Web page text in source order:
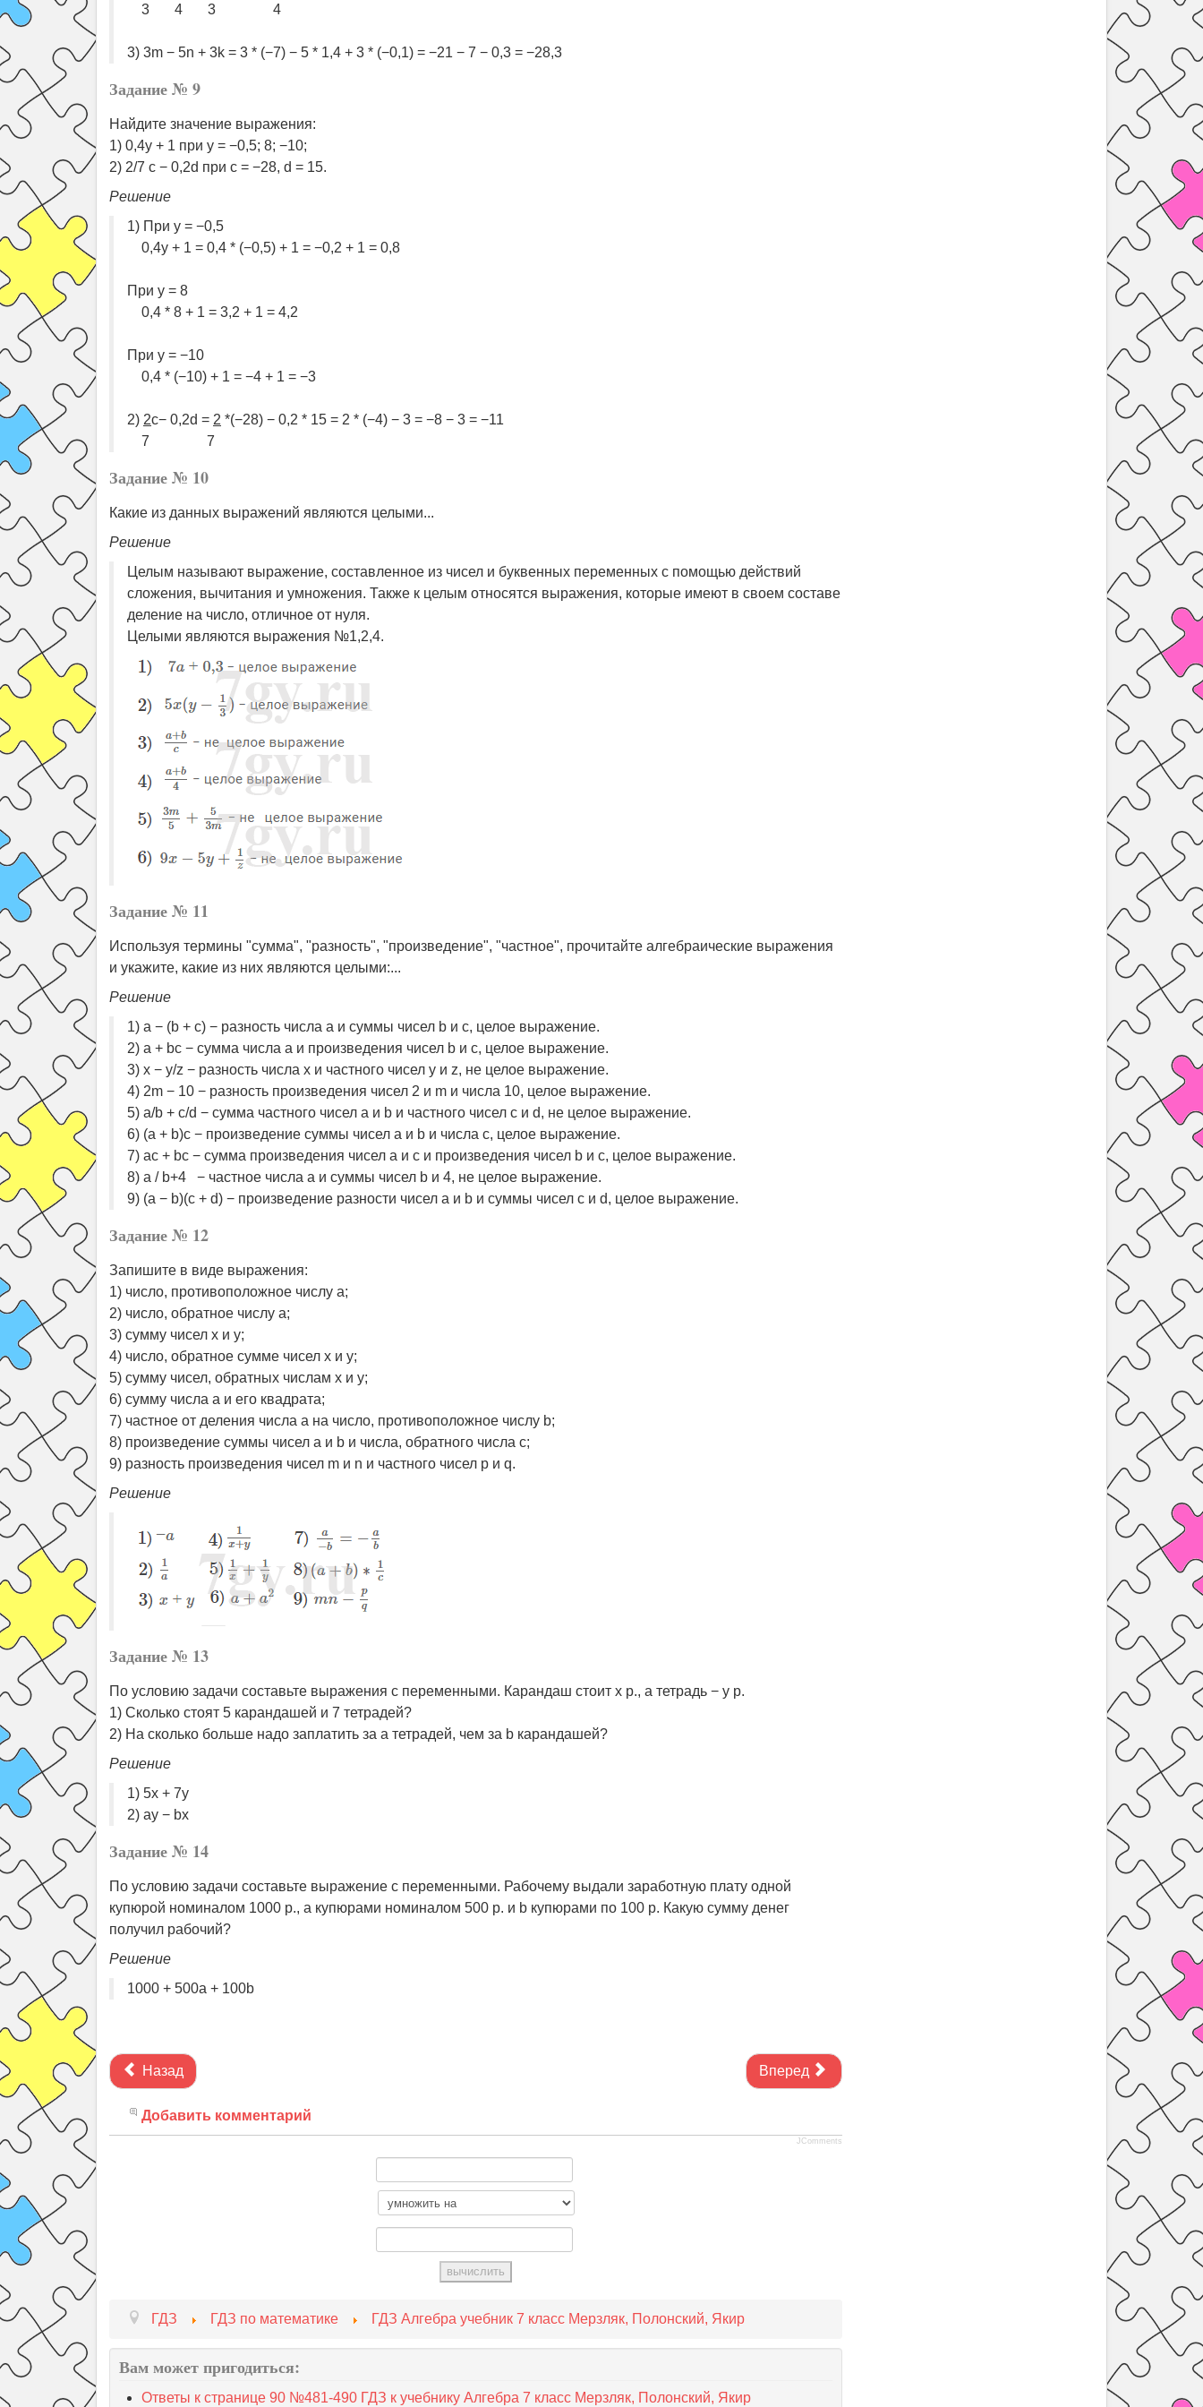
3 4 3 4
3) 3m − 5n + 3k = 3 * (−7) − 5 * 1,4 + 3 * (−0,1) = −21 − 7 − 0,3 = −28,3
Задание № 9
Найдите значение выражения:
1) 0,4y + 1 при y = −0,5; 8; −10;
2) 2/7 c − 0,2d при c = −28, d = 15.
Решение
1) При y = −0,5
0,4y + 1 = 0,4 * (−0,5) + 1 = −0,2 + 1 = 0,8
При y = 8
0,4 * 8 + 1 = 3,2 + 1 = 4,2
При y = −10
0,4 * (−10) + 1 = −4 + 1 = −3
2) 2c− 0,2d = 2 *(−28) − 0,2 * 15 = 2 * (−4) − 3 = −8 − 3 = −11
7 7
Задание № 10
Какие из данных выражений являются целыми...
Решение
Целым называют выражение, составленное из чисел и буквенных переменных с помощью действий
сложения, вычитания и умножения. Также к целым относятся выражения, которые имеют в своем составе
деление на число, отличное от нуля.
Целыми являются выражения №1,2,4.
Задание № 11
Используя термины "сумма", "разность", "произведение", "частное", прочитайте алгебраические выражения
и укажите, какие из них являются целыми:...
Решение
1) a − (b + c) − разность числа a и суммы чисел b и c, целое выражение.
2) a + bc − сумма числа a и произведения чисел b и c, целое выражение.
3) x − y/z − разность числа x и частного чисел y и z, не целое выражение.
4) 2m − 10 − разность произведения чисел 2 и m и числа 10, целое выражение.
5) a/b + c/d − сумма частного чисел a и b и частного чисел c и d, не целое выражение.
6) (a + b)c − произведение суммы чисел a и b и числа c, целое выражение.
7) ac + bc − сумма произведения чисел a и c и произведения чисел b и c, целое выражение.
8) a / b+4 − частное числа a и суммы чисел b и 4, не целое выражение.
9) (a − b)(c + d) − произведение разности чисел a и b и суммы чисел c и d, целое выражение.
Задание № 12
Запишите в виде выражения:
1) число, противоположное числу a;
2) число, обратное числу a;
3) сумму чисел x и y;
4) число, обратное сумме чисел x и y;
5) сумму чисел, обратных числам x и y;
6) сумму числа a и его квадрата;
7) частное от деления числа a на число, противоположное числу b;
8) произведение суммы чисел a и b и числа, обратного числа c;
9) разность произведения чисел m и n и частного чисел p и q.
Решение
Задание № 13
По условию задачи составьте выражения с переменными. Карандаш стоит x р., а тетрадь − y р.
1) Сколько стоят 5 карандашей и 7 тетрадей?
2) На сколько больше надо заплатить за a тетрадей, чем за b карандашей?
Решение
1) 5x + 7y
2) ay − bx
Задание № 14
По условию задачи составьте выражение с переменными. Рабочему выдали заработную плату одной
купюрой номиналом 1000 р., a купюрами номиналом 500 р. и b купюрами по 100 р. Какую сумму денег
получил рабочий?
Решение
1000 + 500a + 100b
Назад Вперед
Добавить комментарий
JComments
ГДЗ ГДЗ по математике ГДЗ Алгебра учебник 7 класс Мерзляк, Полонский, Якир
Вам может пригодиться:
Ответы к странице 90 №481-490 ГДЗ к учебнику Алгебра 7 класс Мерзляк, Полонский, Якир